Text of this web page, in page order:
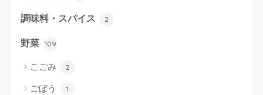
調味料・スパイス 2
野菜 109
こごみ 2
ごぼう 1